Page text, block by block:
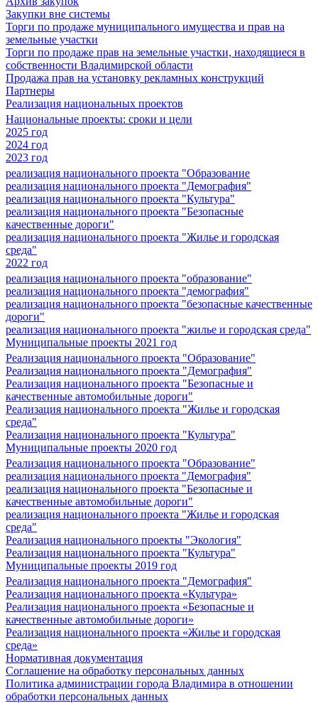
Закупки вне системы
Торги по продаже муниципального имущества и прав на
земельные участки
Торги по продаже прав на земельные участки, находящиеся в
собственности Владимирской области
Продажа прав на установку рекламных конструкций
Партнеры
Реализация национальных проектов
Национальные проекты: сроки и цели
2025 год
2024 год
2023 год
реализация национального проекта "Образование
реализация национального проекта "Демография"
реализация национального проекта "Культура"
реализация национального проекта "Безопасные
качественные дороги"
реализация национального проекта "Жилье и городская
среда"
2022 год
реализация национального проекта "образование"
реализация национального проекта "демография"
реализация национального проекта "безопасные качественные
дороги"
реализация национального проекта "жилье и городская среда"
Муниципальные проекты 2021 год
Реализация национального проекта "Образование"
Реализация национального проекта "Демография"
Реализация национального проекта "Безопасные и
качественные автомобильные дороги"
Реализация национального проекта "Жилье и городская
среда"
Реализация национального проекта "Культура"
Муниципальные проекты 2020 год
Реализация национального проекта "Образование"
реализация национального проекта "Демография"
реализация национального проекта "Безопасные и
качественные автомобильные дороги"
реализация национального проекта "Жилье и городская
среда"
Реализация национального проекты "Экология"
Реализация национального проекта "Культура"
Муниципальные проекты 2019 год
Реализация национального проекта "Демография"
Реализация национального проекта «Культура»
Реализация национального проекта «Безопасные и
качественные автомобильные дороги»
Реализация национального проекта «Жилье и городская
среда»
Нормативная документация
Соглашение на обработку персональных данных
Политика администрации города Владимира в отношении
обработки персональных данных